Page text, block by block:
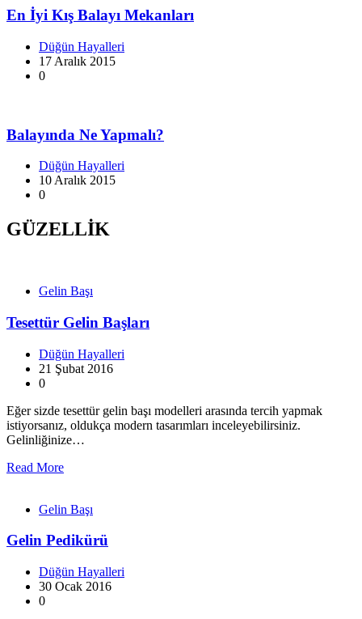
En İyi Kış Balayı Mekanları
Düğün Hayalleri
17 Aralık 2015
0
Balayında Ne Yapmalı?
Düğün Hayalleri
10 Aralık 2015
0
GÜZELLİK
Gelin Başı
Tesettür Gelin Başları
Düğün Hayalleri
21 Şubat 2016
0
Eğer sizde tesettür gelin başı modelleri arasında tercih yapmak
istiyorsanız, oldukça modern tasarımları inceleyebilirsiniz.
Gelinliğinize…
Read More
Gelin Başı
Gelin Pedikürü
Düğün Hayalleri
30 Ocak 2016
0